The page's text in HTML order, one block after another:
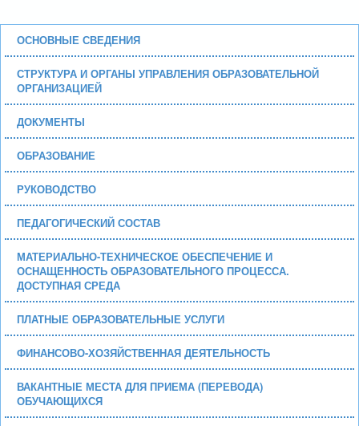
ОСНОВНЫЕ СВЕДЕНИЯ
СТРУКТУРА И ОРГАНЫ УПРАВЛЕНИЯ ОБРАЗОВАТЕЛЬНОЙ
ОРГАНИЗАЦИЕЙ
ДОКУМЕНТЫ
ОБРАЗОВАНИЕ
РУКОВОДСТВО
ПЕДАГОГИЧЕСКИЙ СОСТАВ
МАТЕРИАЛЬНО-ТЕХНИЧЕСКОЕ ОБЕСПЕЧЕНИЕ И
ОСНАЩЕННОСТЬ ОБРАЗОВАТЕЛЬНОГО ПРОЦЕССА.
ДОСТУПНАЯ СРЕДА
ПЛАТНЫЕ ОБРАЗОВАТЕЛЬНЫЕ УСЛУГИ
ФИНАНСОВО-ХОЗЯЙСТВЕННАЯ ДЕЯТЕЛЬНОСТЬ
ВАКАНТНЫЕ МЕСТА ДЛЯ ПРИЕМА (ПЕРЕВОДА)
ОБУЧАЮЩИХСЯ